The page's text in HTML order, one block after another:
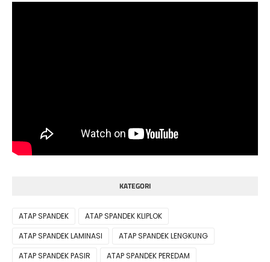
KATEGORI
ATAP SPANDEK
ATAP SPANDEK KLIPLOK
ATAP SPANDEK LAMINASI
ATAP SPANDEK LENGKUNG
ATAP SPANDEK PASIR
ATAP SPANDEK PEREDAM